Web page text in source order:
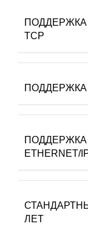
ПОДДЕРЖКА
TCP
ПОДДЕРЖКА
ETHERNET/
ЛЕТ